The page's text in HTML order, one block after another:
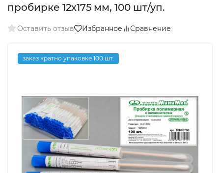
пробирке 12х175 мм, 100 шт/уп.
Оставить отзыв Избранное Сравнение
заказ кратно упаковке 100 шт.